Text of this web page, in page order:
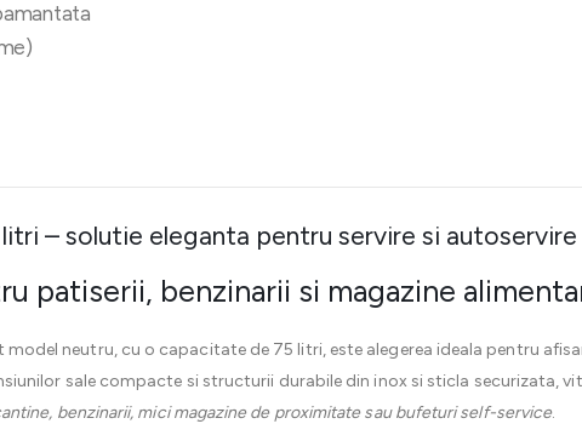
– solutie eleganta pentru servire si autoservire
patiserii, benzinarii si magazine
model neutru, cu o capacitate de 75 litri, este alegerea ideala pentru
sale compacte si structurii durabile din inox si sticla securizata,
benzinarii, mici magazine de proximitate sau bufeturi self-service.